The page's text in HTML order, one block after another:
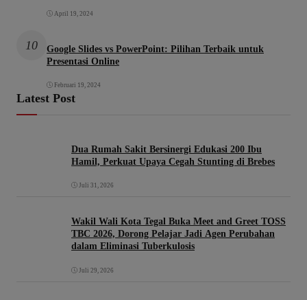
April 19, 2024
10
Google Slides vs PowerPoint: Pilihan Terbaik untuk
Presentasi Online
Februari 19, 2024
Latest Post
Dua Rumah Sakit Bersinergi Edukasi 200 Ibu
Hamil, Perkuat Upaya Cegah Stunting di Brebes
Juli 31, 2026
Wakil Wali Kota Tegal Buka Meet and Greet TOSS
TBC 2026, Dorong Pelajar Jadi Agen Perubahan
dalam Eliminasi Tuberkulosis
Juli 29, 2026